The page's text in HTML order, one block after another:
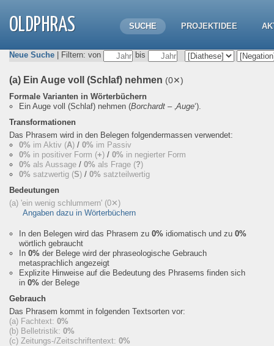
OLDPHRAS SUCHE PROJEKTIDEE
Neue Suche | Filtern: von bis
(a) Ein Auge voll (Schlaf) nehmen (0✕)
Formale Varianten in Wörterbüchern
Ein Auge voll (Schlaf) nehmen (Borchardt – ‚Auge‘).
Transformationen
Das Phrasem wird in den Belegen folgendermassen verwendet:
0% im Aktiv (A) / 0% im Passiv
0% in positiver Form (+) / 0% in negierter Form
0% als Aussage / 0% als Frage (?)
0% satzwertig (S) / 0% satzteilwertig
Bedeutungen
(a) 'ein wenig schlummern' (0✕)
Angaben dazu in Wörterbüchern
In den Belegen wird das Phrasem zu 0% idiomatisch und zu 0%
wörtlich gebraucht
In 0% der Belege wird der phraseologische Gebrauch
metasprachlich angezeigt
Explizite Hinweise auf die Bedeutung des Phrasems finden sich
in 0% der Belege
Gebrauch
Das Phrasem kommt in folgenden Textsorten vor:
(a) Fachtext: 0%
(b) Belletristik: 0%
(c) Zeitungs-/Zeitschriftentext: 0%